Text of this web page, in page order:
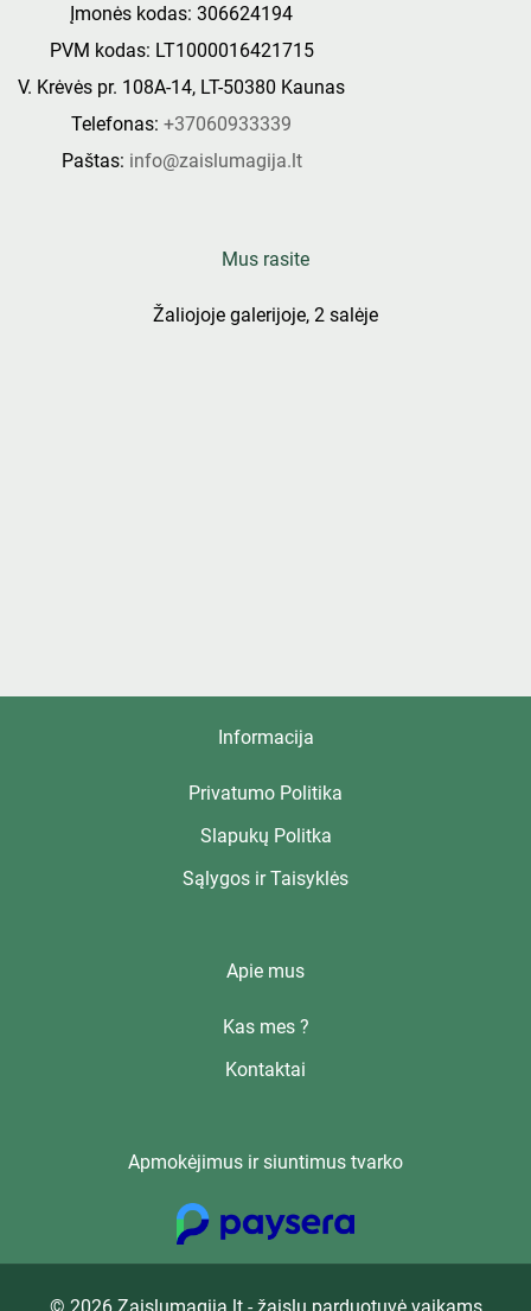
Įmonės kodas: 306624194
PVM kodas: LT1000016421715
V. Krėvės pr. 108A-14, LT-50380 Kaunas
Telefonas: +37060933339
Paštas: info@zaislumagija.lt
Mus rasite
Žaliojoje galerijoje, 2 salėje
Informacija
Privatumo Politika
Slapukų Politka
Sąlygos ir Taisyklės
Apie mus
Kas mes ?
Kontaktai
Apmokėjimus ir siuntimus tvarko